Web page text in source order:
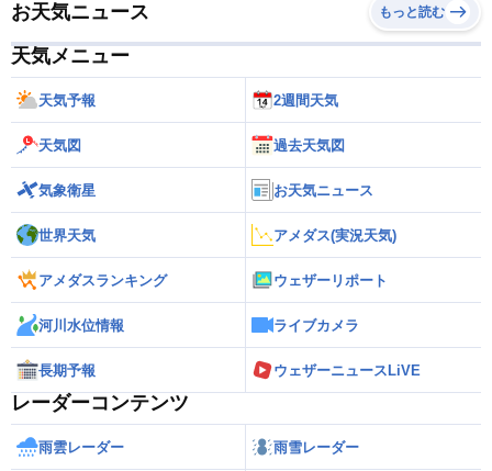
お天気ニュース もっと読む
天気メニュー
天気予報 2週間天気
天気図 過去天気図
気象衛星 お天気ニュース
世界天気 アメダス(実況天気)
アメダスランキング ウェザーリポート
河川水位情報 ライブカメラ
長期予報 ウェザーニュースLiVE
レーダーコンテンツ
雨雲レーダー 雨雪レーダー